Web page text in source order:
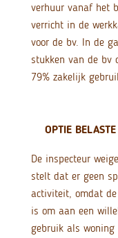
verhuur vanaf het
verricht in de
voor de bv. In de
stukken van de bv
79% zakelijk
OPTIE
De inspecteur
stelt dat er geen
activiteit, omdat
is om aan een
gebruik als woning